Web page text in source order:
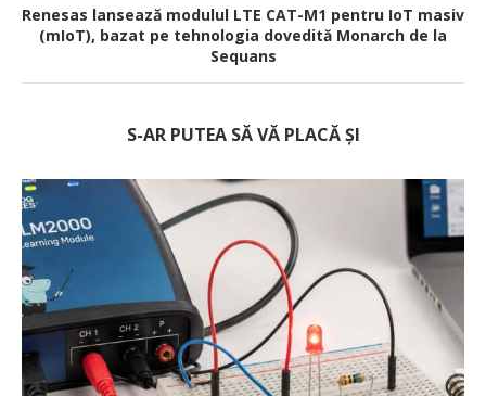
Renesas lansează modulul LTE CAT-M1 pentru IoT masiv
(mIoT), bazat pe tehnologia dovedită Monarch de la
Sequans
S-AR PUTEA SĂ VĂ PLACĂ ȘI